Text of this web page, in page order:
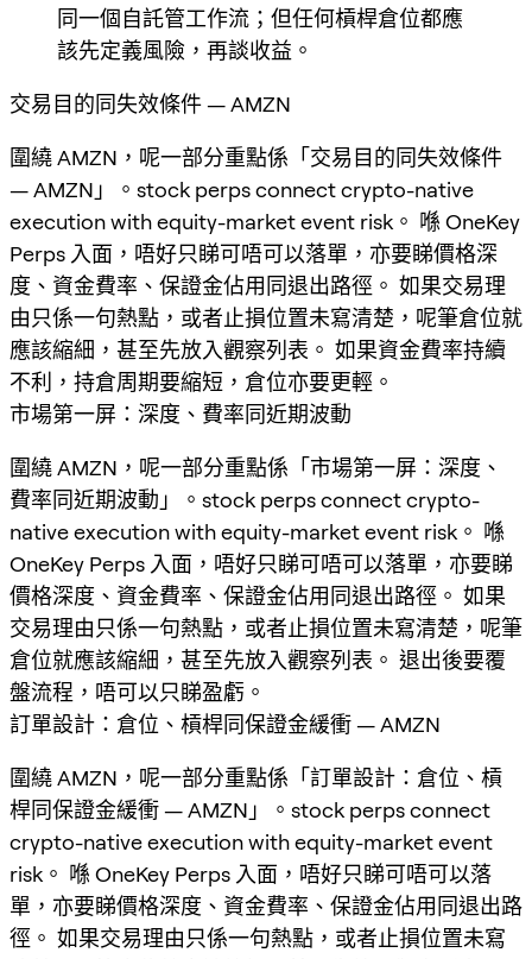
同一個自託管工作流；但任何槓桿倉位都應
該先定義風險，再談收益。
交易目的同失效條件 — AMZN
圍繞 AMZN，呢一部分重點係「交易目的同失效條件
— AMZN」。stock perps connect crypto-native
execution with equity-market event risk。 喺 OneKey
Perps 入面，唔好只睇可唔可以落單，亦要睇價格深
度、資金費率、保證金佔用同退出路徑。 如果交易理
由只係一句熱點，或者止損位置未寫清楚，呢筆倉位就
應該縮細，甚至先放入觀察列表。 如果資金費率持續
不利，持倉周期要縮短，倉位亦要更輕。
市場第一屏：深度、費率同近期波動
圍繞 AMZN，呢一部分重點係「市場第一屏：深度、
費率同近期波動」。stock perps connect crypto-
native execution with equity-market event risk。 喺
OneKey Perps 入面，唔好只睇可唔可以落單，亦要睇
價格深度、資金費率、保證金佔用同退出路徑。 如果
交易理由只係一句熱點，或者止損位置未寫清楚，呢筆
倉位就應該縮細，甚至先放入觀察列表。 退出後要覆
盤流程，唔可以只睇盈虧。
訂單設計：倉位、槓桿同保證金緩衝 — AMZN
圍繞 AMZN，呢一部分重點係「訂單設計：倉位、槓
桿同保證金緩衝 — AMZN」。stock perps connect
crypto-native execution with equity-market event
risk。 喺 OneKey Perps 入面，唔好只睇可唔可以落
單，亦要睇價格深度、資金費率、保證金佔用同退出路
徑。 如果交易理由只係一句熱點，或者止損位置未寫